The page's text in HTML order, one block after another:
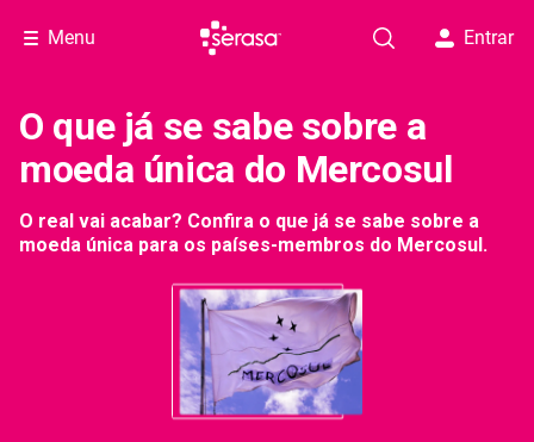
Menu Entrar
O que já se sabe sobre a
moeda única do Mercosul
O real vai acabar? Confira o que já se sabe sobre a
moeda única para os países-membros do Mercosul.